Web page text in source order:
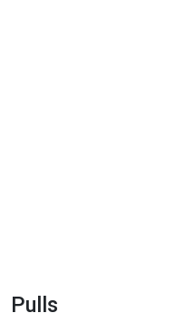
Pulls